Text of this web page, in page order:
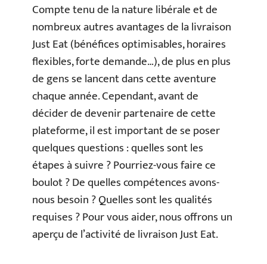
Compte tenu de la nature libérale et de
nombreux autres avantages de la livraison
Just Eat (bénéfices optimisables, horaires
flexibles, forte demande…), de plus en plus
de gens se lancent dans cette aventure
chaque année. Cependant, avant de
décider de devenir partenaire de cette
plateforme, il est important de se poser
quelques questions : quelles sont les
étapes à suivre ? Pourriez-vous faire ce
boulot ? De quelles compétences avons-
nous besoin ? Quelles sont les qualités
requises ? Pour vous aider, nous offrons un
aperçu de l’activité de livraison Just Eat.